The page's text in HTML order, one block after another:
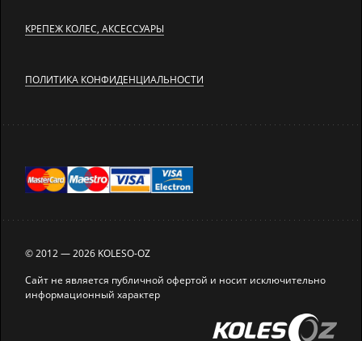
КРЕПЕЖ КОЛЕС, АКСЕССУАРЫ
ПОЛИТИКА КОНФИДЕНЦИАЛЬНОСТИ
© 2012 — 2026 KOLESO-OZ
Сайт не является публичной офертой и носит исключительно
информационный характер